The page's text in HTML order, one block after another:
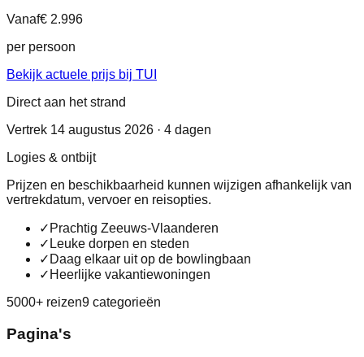
Vanaf€ 2.996
per persoon
Bekijk actuele prijs bij TUI
Direct aan het strand
Vertrek 14 augustus 2026 · 4 dagen
Logies & ontbijt
Prijzen en beschikbaarheid kunnen wijzigen afhankelijk van
vertrekdatum, vervoer en reisopties.
✓ Prachtig Zeeuws-Vlaanderen
✓ Leuke dorpen en steden
✓ Daag elkaar uit op de bowlingbaan
✓ Heerlijke vakantiewoningen
5000+ reizen9 categorieën
Pagina's